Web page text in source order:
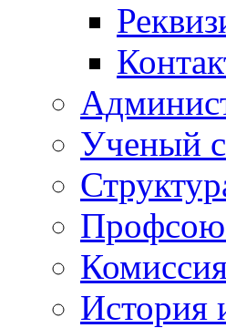
Ученый
История